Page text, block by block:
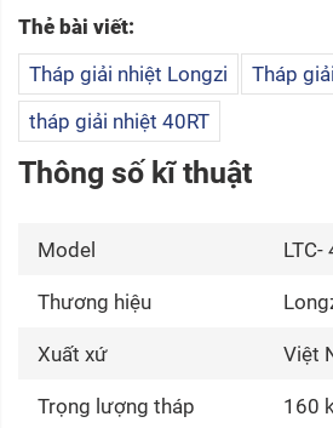
Thẻ bài viết:
Tháp giải nhiệt Longzi
Tháp
tháp giải nhiệt 40RT
Thông số kĩ thuật
Model LTC-
Thương hiệu
Xuất xứ Việt
Trọng lượng tháp 160